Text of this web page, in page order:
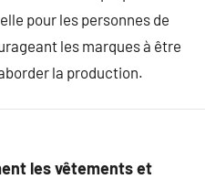
pour les personnes de
les marques à être
la production.
les vêtements et